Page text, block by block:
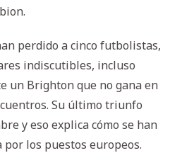
perdido a cinco futbolistas,
indiscutibles, incluso
un Brighton que no gana en
Su último triunfo
y eso explica cómo se han
los puestos europeos.